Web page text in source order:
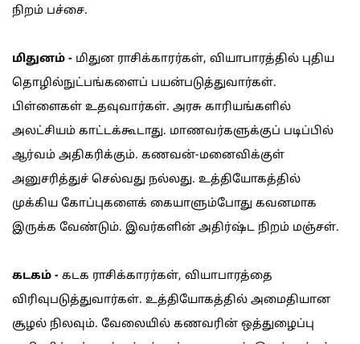
நிறம் பச்சை.
மிதுனம் - மிதுன ராசிக்காரர்கள், வியாபாரத்தில் புதிய
தொழில்நுட்பங்களைப் பயன்படுத்துவார்கள்.
பிள்ளைகள் உதவுவார்கள். அரசு காரியங்களில்
அலட்சியம் காட்டக்கூடாது. மாணவர்களுக்குப் படிப்பில்
ஆர்வம் அதிகரிக்கும். கணவன்-மனைவிக்குள்
அனுசரித்துச் செல்வது நல்லது. உத்தியோகத்தில்
முக்கிய கோப்புகளைக் கையாளும்போது கவனமாக
இருக்க வேண்டும். இவர்களின் அதிர்ஷ்ட நிறம் மஞ்சள்.
கடகம் - கடக ராசிக்காரர்கள், வியாபாரத்தை
விரிவுபடுத்துவார்கள். உத்தியோகத்தில் அமைதியான
சூழல் நிலவும். வேலையில் கணவரின் ஒத்துழைப்பு